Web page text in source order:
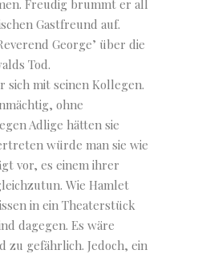
Freudig brummt er all
Gastfreund auf.
George’ über die
Tod.
sich mit seinen Kollegen.
ohne
Adlige hätten sie
würde man sie wie
vor, es einem ihrer
Wie Hamlet
in ein Theaterstück
dagegen. Es wäre
zu gefährlich. Jedoch, ein